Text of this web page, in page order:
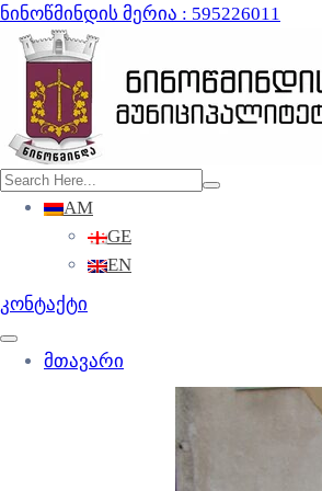
ნინოწმინდის მერია : 595226011
AM
GE
EN
კონტაქტი
მთავარი